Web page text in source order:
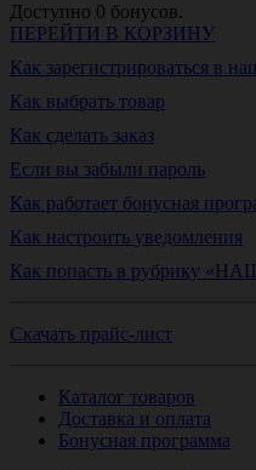
Доступно 0 бонусов.
ПЕРЕЙТИ В КОРЗИНУ
Как зарегистрироваться в
Как выбрать товар
Как сделать заказ
Если вы забыли пароль
Как работает бонусная
Как настроить уведомления
Как попасть в рубрику
Скачать прайс-лист
Каталог товаров
Доставка и оплата
Бонусная программа